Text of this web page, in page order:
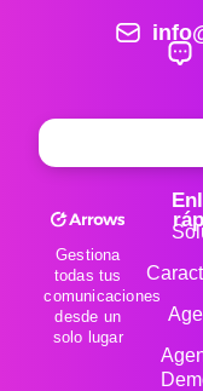
Gestiona
todas tus
comunicaciones
desde un
solo lugar